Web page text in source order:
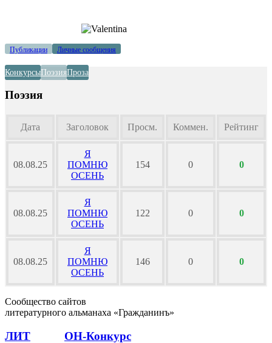
Публикации Личные сообщения
КонкурсыПоэзияПроза
Поэзия
Дата Заголовок Просм. Коммен. Рейтинг
08.08.25
Я
ПОМНЮ
ОСЕНЬ
154 0 0
08.08.25
Я
ПОМНЮ
ОСЕНЬ
122 0 0
08.08.25
Я
ПОМНЮ
ОСЕНЬ
146 0 0
Сообщество сайтов
литературного альманаха «Гражданинъ»
ЛИТ ОН-Конкурс